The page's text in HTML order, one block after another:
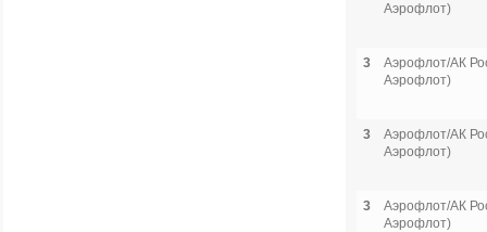
Аэрофлот)
3
Аэрофлот/АК
Аэрофлот)
3
Аэрофлот/АК
Аэрофлот)
3
Аэрофлот/АК
Аэрофлот)